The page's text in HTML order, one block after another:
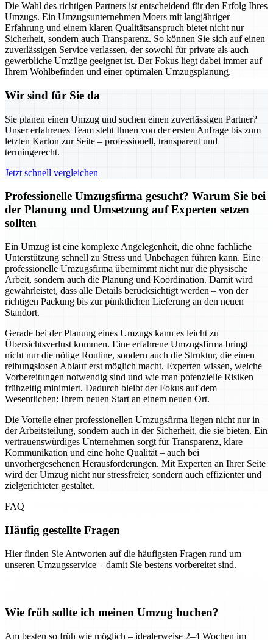
Die Wahl des richtigen Partners ist entscheidend für den Erfolg Ihres
Umzugs. Ein Umzugsunternehmen Moers mit langjähriger
Erfahrung und einem klaren Qualitätsanspruch bietet nicht nur
Sicherheit, sondern auch Transparenz. So können Sie sich auf einen
zuverlässigen Service verlassen, der sowohl für private als auch
gewerbliche Umzüge geeignet ist. Der Fokus liegt dabei immer auf
Ihrem Wohlbefinden und einer optimalen Umzugsplanung.
Wir sind für Sie da
Sie planen einen Umzug und suchen einen zuverlässigen Partner?
Unser erfahrenes Team steht Ihnen von der ersten Anfrage bis zum
letzten Karton zur Seite – professionell, transparent und
termingerecht.
Jetzt schnell vergleichen
Professionelle Umzugsfirma gesucht? Warum Sie bei
der Planung und Umsetzung auf Experten setzen
sollten
Ein Umzug ist eine komplexe Angelegenheit, die ohne fachliche
Unterstützung schnell zu Stress und Unbehagen führen kann. Eine
professionelle Umzugsfirma übernimmt nicht nur die physische
Arbeit, sondern auch die Planung und Koordination. Damit wird
gewährleistet, dass alle Details berücksichtigt werden – von der
richtigen Packung bis zur pünktlichen Lieferung an den neuen
Standort.
Gerade bei der Planung eines Umzugs kann es leicht zu
Übersichtsverlust kommen. Eine erfahrene Umzugsfirma bringt
nicht nur die nötige Routine, sondern auch die Struktur, die einen
reibungslosen Ablauf erst möglich macht. Experten wissen, welche
Vorbereitungen notwendig sind und wie man potenzielle Risiken
frühzeitig minimiert. Dadurch bleibt der Fokus auf dem
Wesentlichen: Ihrem neuen Start an einem neuen Ort.
Die Vorteile einer professionellen Umzugsfirma liegen nicht nur in
der Arbeitsteilung, sondern auch in der Sicherheit, die sie bieten. Ein
vertrauenswürdiges Unternehmen sorgt für Transparenz, klare
Kommunikation und eine hohe Qualität – auch bei
unvorhergesehenen Herausforderungen. Mit Experten an Ihrer Seite
wird der Umzug nicht nur stressfreier, sondern auch effizienter und
zielgerichteter gestaltet.
FAQ
Häufig gestellte Fragen
Hier finden Sie Antworten auf die häufigsten Fragen rund um
unseren Umzugsservice – damit Sie bestens vorbereitet sind.
Wie früh sollte ich meinen Umzug buchen?
Am besten so früh wie möglich – idealerweise 2–4 Wochen im